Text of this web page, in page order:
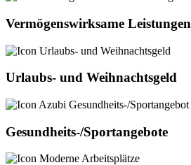
Vermögenswirksame Leistungen
Urlaubs- und Weihnachtsgeld
Gesundheits-/Sportangebote